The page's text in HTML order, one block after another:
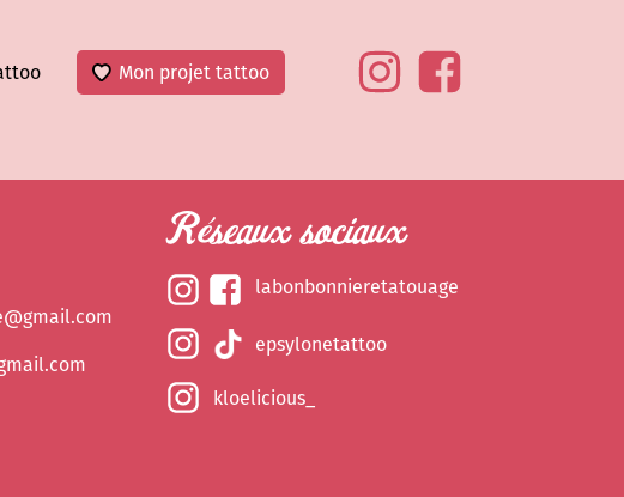
Mon projet tattoo
Réseaux sociaux
labonbonnieretatouage
epsylonetattoo
kloelicious_